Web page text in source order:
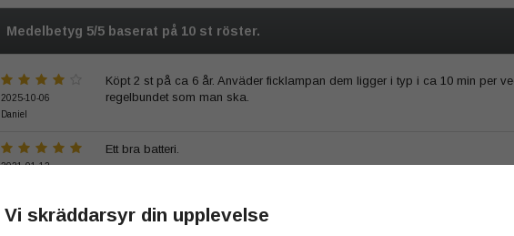
Medelbetyg 5/5 baserat på 10 st röster.
2025-10-06
Daniel
Köpt 2 st på ca 6 år. Anväder ficklampan dem ligger i typ i ca 10 min per
regelbundet som man ska.
2021-01-12
Ett bra batteri.
Vi skräddarsyr din upplevelse